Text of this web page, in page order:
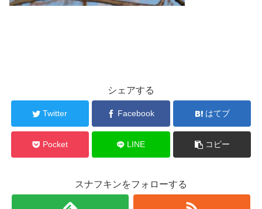
シェアする
Twitter Facebook はてブ
Pocket LINE コピー
スナフキンをフォローする